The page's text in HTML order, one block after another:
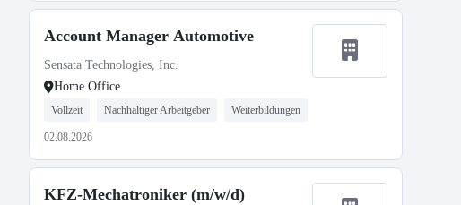
Account Manager Automotive
Sensata Technologies, Inc.
Home Office
Vollzeit Nachhaltiger Arbeitgeber Weiterbildungen
02.08.2026
KFZ-Mechatroniker (m/w/d)